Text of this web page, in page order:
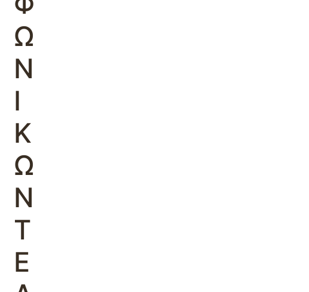
Ω
Ν
Ι
Κ
Ω
Ν
Τ
Ε